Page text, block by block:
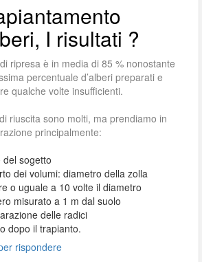
I risultati ?
ripresa è in media di 85 % nonostante
percentuale d’alberi preparati e
qualche volte insufficienti.
riuscita sono molti, ma prendiamo in
principalmente:
del sogetto
dei volumi: diametro della zolla
o uguale a 10 volte il diametro
misurato a 1 m dal suolo
delle radici
dopo il trapianto.
rispondere